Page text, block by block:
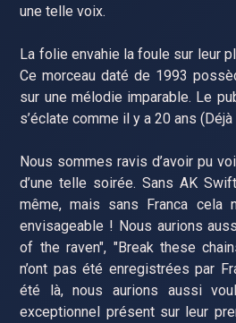
une telle voix.
La folie envahie la foule sur leur
Ce morceau daté de 1993
sur une mélodie imparable. Le
s’éclate comme il y a 20 ans (Déjà
Nous sommes ravis d’avoir pu
d’une telle soirée. Sans AK
même, mais sans Franca cela
envisageable ! Nous aurions
of the raven", "Break these
n’ont pas été enregistrées par
été là, nous aurions aussi
exceptionnel présent sur leur